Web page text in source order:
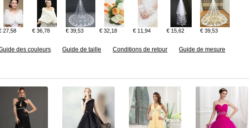
27,58 € 36,78 € 39,53 € 32,18 € 11,94 € 15,62 € 39,53
des couleurs Guide de taille Conditions de retour Guide de mesure